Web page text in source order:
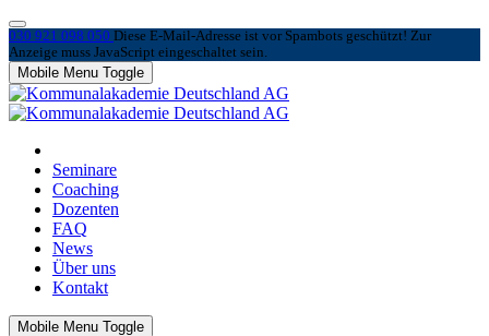
030 921 098 050 Diese E-Mail-Adresse ist vor Spambots geschützt! Zur
Anzeige muss JavaScript eingeschaltet sein.
Mobile Menu Toggle
Seminare
Coaching
Dozenten
FAQ
News
Über uns
Kontakt
Mobile Menu Toggle